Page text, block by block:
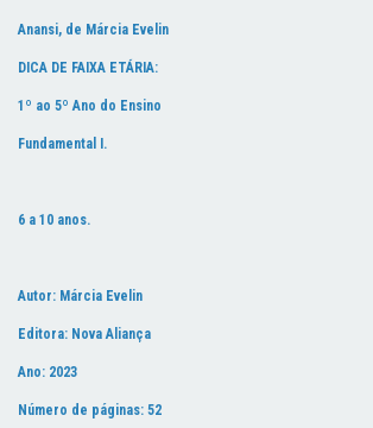
Anansi, de Márcia Evelin
DICA DE FAIXA ETÁRIA:
1º ao 5º Ano do Ensino
Fundamental I.
6 a 10 anos.
Autor: Márcia Evelin
Editora: Nova Aliança
Ano: 2023
Número de páginas: 52